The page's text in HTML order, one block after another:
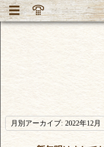
月別アーカイブ: 2022年12月